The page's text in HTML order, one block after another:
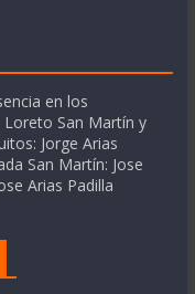
en los
San Martín y
Jorge Arias
San Martín: Jose
Arias Padilla